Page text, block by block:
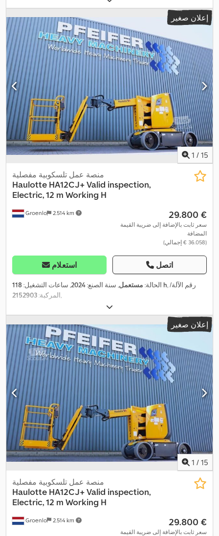
إعلان صغير
1 / 15
Groenlo 2.514 km
منصة عمل تلسكوبية مفصلية
Haulotte HA12CJ+ Valid inspection,
Electric, 12 m Working H
‏29.800 €
سعر ثابت بالإضافة إلى ضريبة القيمة
المضافة
(‏36.058 € إجمالي)
استعلام اتصل
الحالة: مستعمل, سنة الصنع:2024, ساعات التشغيل: 118 h, رقم الآلة/
المركبة:2152903 ,
إعلان صغير
1 / 15
Groenlo 2.514 km
منصة عمل تلسكوبية مفصلية
Haulotte HA12CJ+ Valid inspection,
Electric, 12 m Working H
‏29.800 €
سعر ثابت بالإضافة إلى ضريبة القيمة